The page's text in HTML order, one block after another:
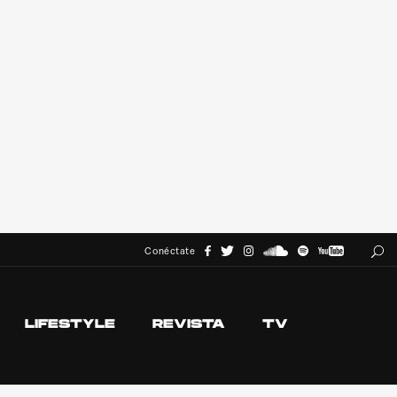
Conéctate
LIFESTYLE REVISTA TV